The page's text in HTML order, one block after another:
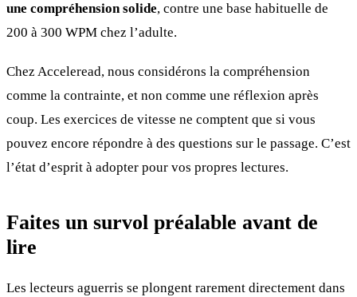
une compréhension solide, contre une base habituelle de
200 à 300 WPM chez l’adulte.
Chez Acceleread, nous considérons la compréhension
comme la contrainte, et non comme une réflexion après
coup. Les exercices de vitesse ne comptent que si vous
pouvez encore répondre à des questions sur le passage. C’est
l’état d’esprit à adopter pour vos propres lectures.
Faites un survol préalable avant de
lire
Les lecteurs aguerris se plongent rarement directement dans